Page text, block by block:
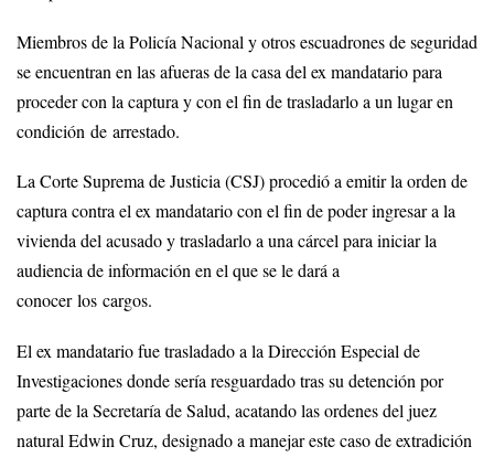
Miembros de la Policía Nacional y otros escuadrones de seguridad
se encuentran en las afueras de la casa del ex mandatario para
proceder con la captura y con el fin de trasladarlo a un lugar en
condición de arrestado.
La Corte Suprema de Justicia (CSJ) procedió a emitir la orden de
captura contra el ex mandatario con el fin de poder ingresar a la
vivienda del acusado y trasladarlo a una cárcel para iniciar la
audiencia de información en el que se le dará a
conocer los cargos.
El ex mandatario fue trasladado a la Dirección Especial de
Investigaciones donde sería resguardado tras su detención por
parte de la Secretaría de Salud, acatando las ordenes del juez
natural Edwin Cruz, designado a manejar este caso de extradición